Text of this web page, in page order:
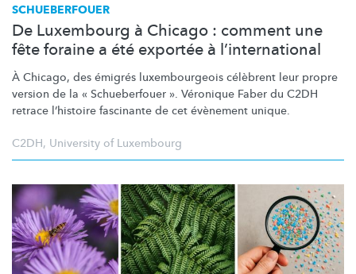
SCHUEBERFOUER
De Luxembourg à Chicago : comment une
fête foraine a été exportée à l’international
À Chicago, des émigrés luxembourgeois célèbrent leur propre
version de la « Schueberfouer ». Véronique Faber du C2DH
retrace l’histoire fascinante de cet évènement unique.
C2DH, University of Luxembourg